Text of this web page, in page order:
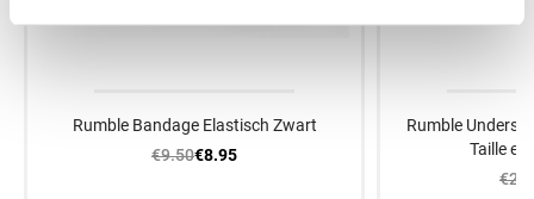
Rumble Bandage Elastisch Zwart
€9.50€8.95
Rumble
Taille